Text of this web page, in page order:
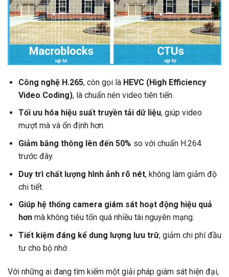
Công nghệ H.265, còn gọi là HEVC (High Efficiency
Video Coding), là chuẩn nén video tiên tiến.
Tối ưu hóa hiệu suất truyền tải dữ liệu, giúp video
mượt mà và ổn định hơn.
Giảm băng thông lên đến 50% so với chuẩn H.264
trước đây.
Duy trì chất lượng hình ảnh rõ nét, không làm giảm độ
chi tiết.
Giúp hệ thống camera giám sát hoạt động hiệu quả
hơnmà không tiêu tốn quá nhiều tài nguyên mạng.
Tiết kiệm đáng kể dung lượng lưu trữ, giảm chi phí đầu
tư cho bộ nhớ.
Với những ai đang tìm kiếm một giải pháp giám sát hiện đại,